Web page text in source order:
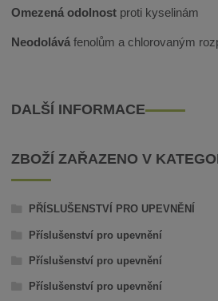
Omezená odolnost proti kyselinám
Neodolává fenolům a chlorovaným
DALŠÍ INFORMACE
ZBOŽÍ ZAŘAZENO V
PŘÍSLUŠENSTVÍ PRO UPEVNĚNÍ
Příslušenství pro upevnění
Příslušenství pro upevnění
Příslušenství pro upevnění